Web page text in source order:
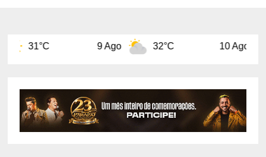
9 Ago 32°C 10 Ago 32°C